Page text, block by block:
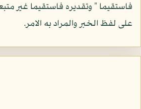
فاستقيما " وتقديره فاستقيما غير
على لفظ الخبر والمراد به الامر.